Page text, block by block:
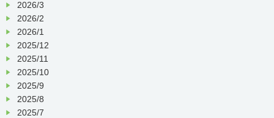
2026/3
2026/2
2026/1
2025/12
2025/11
2025/10
2025/9
2025/8
2025/7